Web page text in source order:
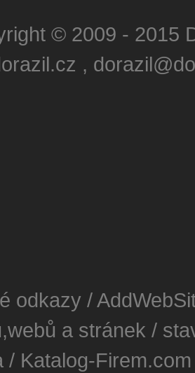
© 2009 - 2015
,
odkazy /
a stránek /
/ Katalog-Firem.com